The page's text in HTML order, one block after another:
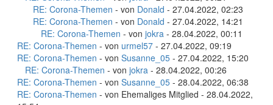
RE: Corona-Themen - von Donald - 27.04.2022, 02:23
RE: Corona-Themen - von Donald - 27.04.2022, 14:21
RE: Corona-Themen - von jokra - 28.04.2022, 00:11
RE: Corona-Themen - von urmel57 - 27.04.2022, 09:19
RE: Corona-Themen - von Susanne_05 - 27.04.2022, 15:20
RE: Corona-Themen - von jokra - 28.04.2022, 00:26
RE: Corona-Themen - von Susanne_05 - 28.04.2022, 06:38
RE: Corona-Themen - von Ehemaliges Mitglied - 28.04.2022,